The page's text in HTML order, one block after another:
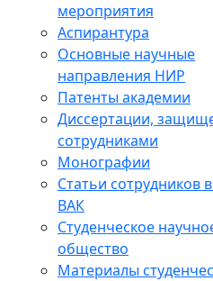
мероприятия
Аспирантура
Основные научные
направления НИР
Патенты академии
Диссертации,
сотрудниками
Монографии
Статьи сотрудников
ВАК
Студенческое
общество
Материалы